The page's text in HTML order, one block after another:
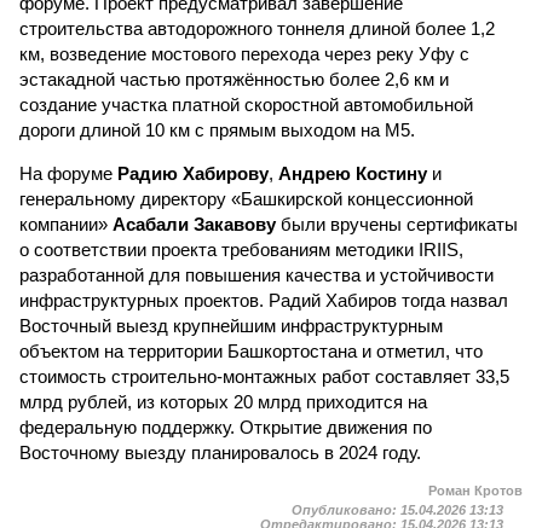
строительства автодорожного тоннеля длиной более 1,2
км, возведение мостового перехода через реку Уфу с
эстакадной частью протяжённостью более 2,6 км и
создание участка платной скоростной автомобильной
дороги длиной 10 км с прямым выходом на М5.
На форуме Радию Хабирову, Андрею Костинуи
генеральному директору «Башкирской концессионной
компании» Асабали Закавовубыли вручены сертификаты
о соответствии проекта требованиям методики IRIIS,
разработанной для повышения качества и устойчивости
инфраструктурных проектов. Радий Хабиров тогда назвал
Восточный выезд крупнейшим инфраструктурным
объектом на территории Башкортостана и отметил, что
стоимость строительно-монтажных работ составляет 33,5
млрд рублей, из которых 20 млрд приходится на
федеральную поддержку. Открытие движения по
Восточному выезду планировалось в 2024 году.
Роман Кротов
Опубликовано: 15.04.2026 13:13
Отредактировано: 15.04.2026 13:13